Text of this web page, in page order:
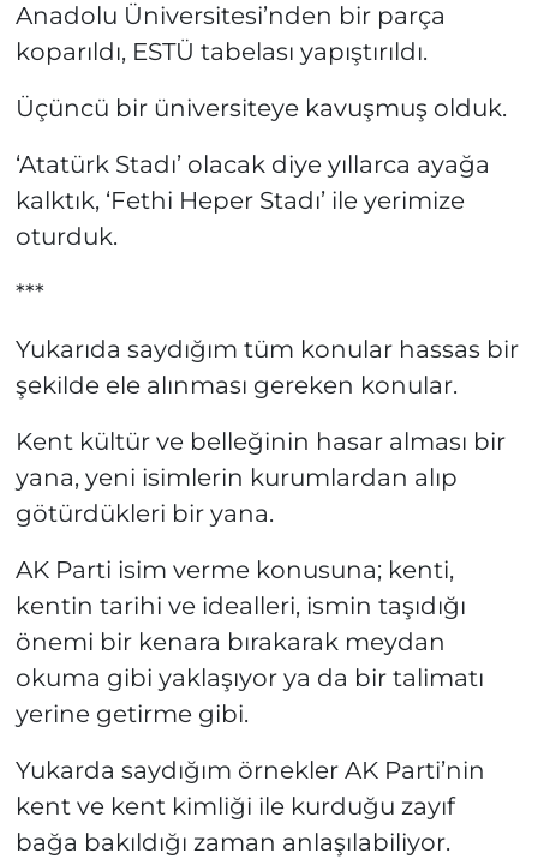
Anadolu Üniversitesi’nden bir parça
koparıldı, ESTÜ tabelası yapıştırıldı.
Üçüncü bir üniversiteye kavuşmuş olduk.
‘Atatürk Stadı’ olacak diye yıllarca ayağa
kalktık, ‘Fethi Heper Stadı’ ile yerimize
oturduk.
***
Yukarıda saydığım tüm konular hassas bir
şekilde ele alınması gereken konular.
Kent kültür ve belleğinin hasar alması bir
yana, yeni isimlerin kurumlardan alıp
götürdükleri bir yana.
AK Parti isim verme konusuna; kenti,
kentin tarihi ve idealleri, ismin taşıdığı
önemi bir kenara bırakarak meydan
okuma gibi yaklaşıyor ya da bir talimatı
yerine getirme gibi.
Yukarda saydığım örnekler AK Parti’nin
kent ve kent kimliği ile kurduğu zayıf
bağa bakıldığı zaman anlaşılabiliyor.